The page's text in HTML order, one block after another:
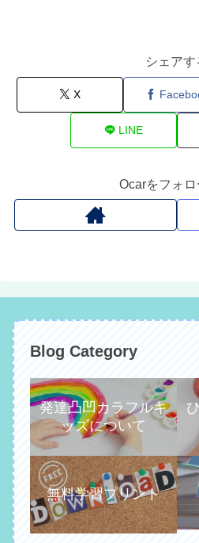
シェアす
X
LINE
Ocarをフォロ
Blog Category
発達凸凹カラフルキ
ッズについて
無料学習プリント